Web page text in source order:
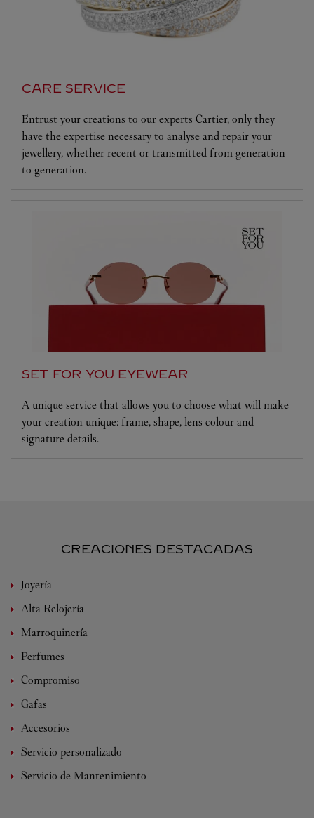
CARE SERVICE
Entrust your creations to our experts Cartier, only they
have the expertise necessary to analyse and repair your
jewellery, whether recent or transmitted from generation
to generation.
SET FOR YOU EYEWEAR
A unique service that allows you to choose what will make
your creation unique: frame, shape, lens colour and
signature details.
CREACIONES DESTACADAS
Joyería
Alta Relojería
Marroquinería
Perfumes
Compromiso
Gafas
Accesorios
Servicio personalizado
Servicio de Mantenimiento